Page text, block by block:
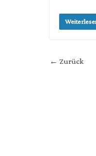
← Zurück